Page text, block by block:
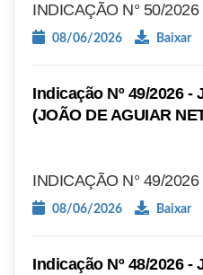
INDICAÇÃO N° 50/2026
08/06/2026 Baixar
Indicação Nº 49/2026 -
(JOÃO DE AGUIAR
INDICAÇÃO N° 49/2026
08/06/2026 Baixar
Indicação Nº 48/2026 -